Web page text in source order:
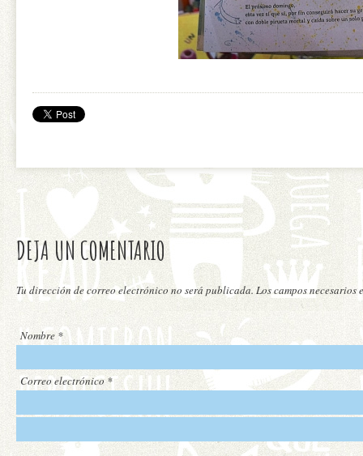
DEJA UN COMENTARIO
Tu dirección de correo electrónico no será publicada. Los campos necesarios
Nombre *
Correo electrónico *